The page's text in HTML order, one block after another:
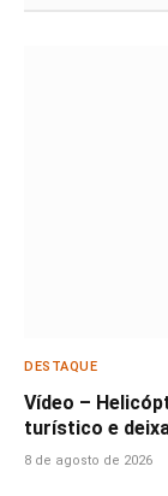
DESTAQUE
Vídeo –
turístico e
8 de agosto de 2026